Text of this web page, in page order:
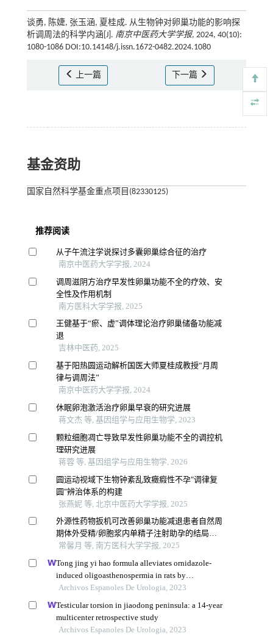
谈勇, 陈婕, 张玉涵, 夏桂成. 从生物钟对卵巢功能的影响探
析调周法的科学内涵[J]. 南京中医药大学学报, 2024, 40(10):
1080-1086 DOI:10.14148/j.issn.1672-0482.2024.1080
上一篇 下一篇
基金资助
国家自然科学基金重点项目(82330125)